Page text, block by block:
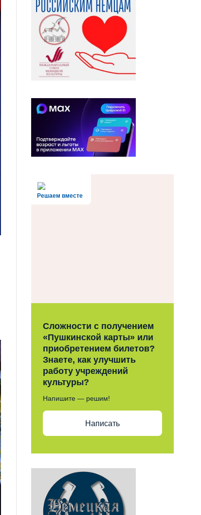
Решаем вместе
Сложности с получением
«Пушкинской карты» или
приобретением билетов?
Знаете, как улучшить
работу учреждений
культуры?
Напишите — решим!
Написать